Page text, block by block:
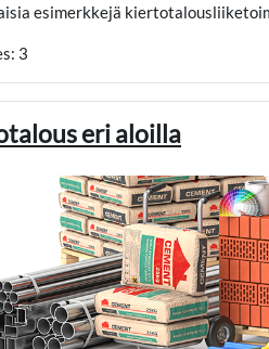
esimerkkejä
3
eri aloilla